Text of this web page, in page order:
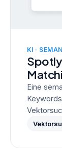
KI ·
Eine